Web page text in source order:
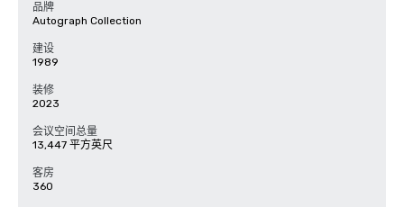
品牌
Autograph Collection
建设
1989
装修
2023
会议空间总量
13,447 平方英尺
客房
360